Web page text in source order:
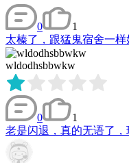
0
1
太榛了，跟猛鬼宿舍一样
wldodhsbbwkw
0
1
老是闪退，真的无语了